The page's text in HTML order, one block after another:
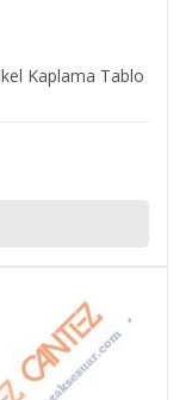
Kaplama Tablo